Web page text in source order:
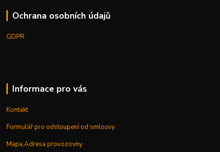
Ochrana osobních údajů
GDPR
Informace pro vás
Kontakt
Formulář pro odstoupení od smlouvy
Mapa,Adresa provozovny